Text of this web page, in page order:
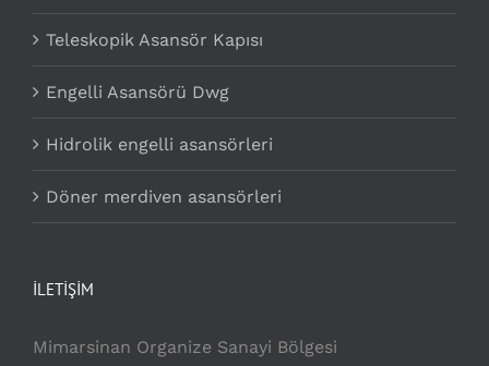
Teleskopik Asansör Kapısı
Engelli Asansörü Dwg
Hidrolik engelli asansörleri
Döner merdiven asansörleri
İLETİŞİM
Mimarsinan Organize Sanayi Bölgesi